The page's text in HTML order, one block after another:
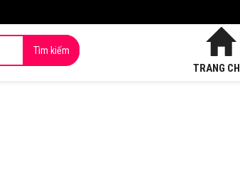
Tìm kiếm
TRANG